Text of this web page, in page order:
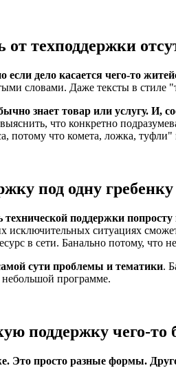
техподдержки
дело касается чего-то
словами. Даже тексты в стиле
знает товар или услугу. И,
что конкретно
потому что комета, ложка,
под одну гребенку
поддержки
исключительных ситуациях
в сети. Банально потому, что
сути проблемы и тематики.
программе.
поддержку чего-то
Это просто разные формы.